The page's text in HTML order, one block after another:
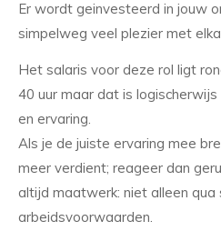
Er wordt geinvesteerd in jouw
simpelweg veel plezier met
Het salaris voor deze rol ligt
40 uur maar dat is logischerwijs
en ervaring.
Als je de juiste ervaring mee
meer verdient; reageer dan
altijd maatwerk: niet alleen
arbeidsvoorwaarden.